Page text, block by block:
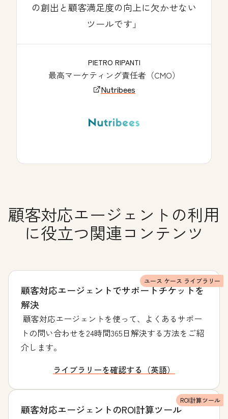
の創出と顧客満足度の向上に欠かせない
ツールです」
PIETRO RIPANTI
最高マーケティング責任者（CMO）
Nutribees
顧客対応エージェントの利用
に役立つ関連コンテンツ
ユース ケース ライブラリー
顧客対応エージェントでサポートチケットを
解決
顧客対応エージェントを使って、よくあるサポー
トの問い合わせを24時間365日解決する方法をご紹
介します。
ライブラリーを確認する（英語）
ROI計算ツール
顧客対応エージェントのROI計算ツール